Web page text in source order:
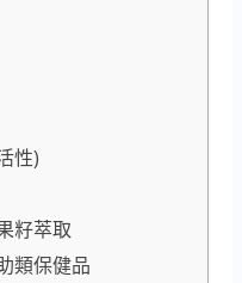
性)
籽萃取
類保健品